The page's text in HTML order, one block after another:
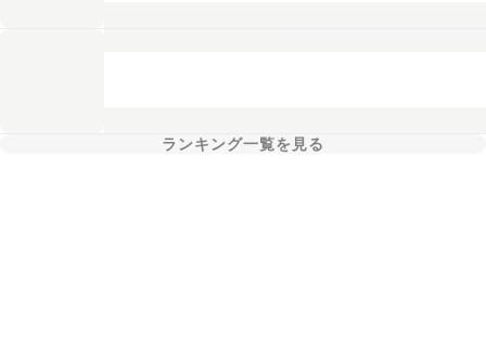
ランキング一覧を見る